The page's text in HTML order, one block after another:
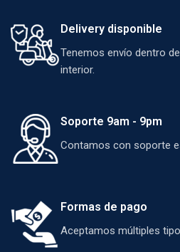
Delivery disponible
Tenemos envío dentro
interior.
Soporte 9am - 9pm
Contamos con soporte
Formas de pago
Aceptamos múltiples